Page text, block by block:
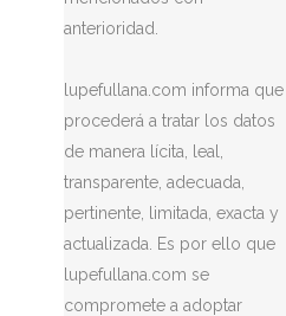
anterioridad.
lupefullana.com informa que
procederá a tratar los datos
de manera lícita, leal,
transparente, adecuada,
pertinente, limitada, exacta y
actualizada. Es por ello que
lupefullana.com se
compromete a adoptar